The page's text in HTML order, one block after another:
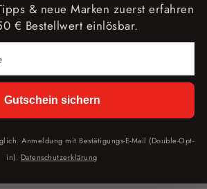
& neue Marken zuerst erfahren
€ Bestellwert einlösbar.
Gutschein sichern
Anmeldung mit Bestätigungs-E-Mail (Double-Opt-
in). Datenschutzerklärung